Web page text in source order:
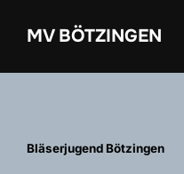
InhaltMV BÖTZINGEN
Bläserjugend Bötzingen